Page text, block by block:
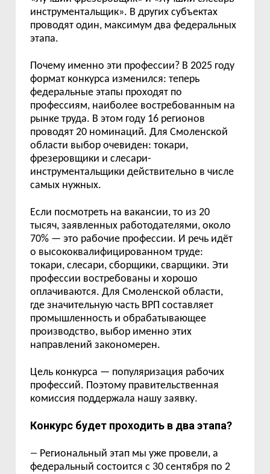
инструментальщик». В других субъектах
проводят один, максимум два федеральных
этапа.
Почему именно эти профессии? В 2025 году
формат конкурса изменился: теперь
федеральные этапы проходят по
профессиям, наиболее востребованным на
рынке труда. В этом году 16 регионов
проводят 20 номинаций. Для Смоленской
области выбор очевиден: токари,
фрезеровщики и слесари-
инструментальщики действительно в числе
самых нужных.
Если посмотреть на вакансии, то из 20
тысяч, заявленных работодателями, около
70% — это рабочие профессии. И речь идёт
о высококвалифицированном труде:
токари, слесари, сборщики, сварщики. Эти
профессии востребованы и хорошо
оплачиваются. Для Смоленской области,
где значительную часть ВРП составляет
промышленность и обрабатывающее
производство, выбор именно этих
направлений закономерен.
Цель конкурса — популяризация рабочих
профессий. Поэтому правительственная
комиссия поддержала нашу заявку.
Конкурс будет проходить в два этапа?
— Региональный этап мы уже провели, а
федеральный состоится с 30 сентября по 2